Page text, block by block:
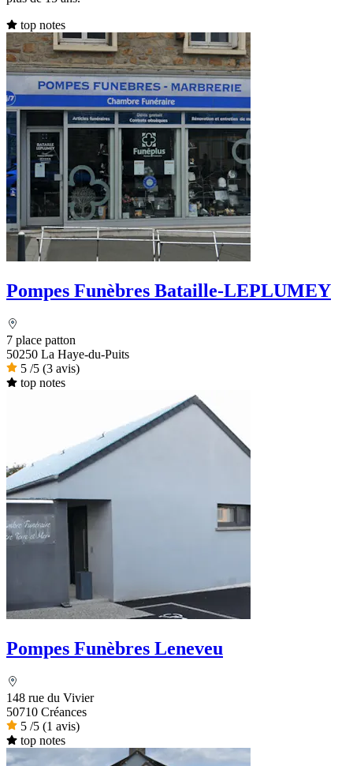
top notes
Pompes Funèbres Bataille-LEPLUMEY
7 place patton
50250 La Haye-du-Puits
5 /5 (3 avis)
top notes
Pompes Funèbres Leneveu
148 rue du Vivier
50710 Créances
5 /5 (1 avis)
top notes